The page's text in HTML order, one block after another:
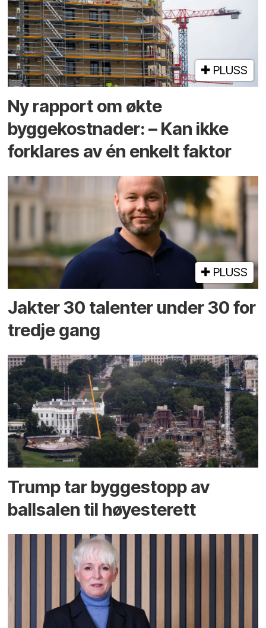
PLUSS
Ny rapport om økte
byggekostnader: – Kan ikke
forklares av én enkelt faktor
PLUSS
Jakter 30 talenter under 30 for
tredje gang
Trump tar byggestopp av
ballsalen til høyesterett